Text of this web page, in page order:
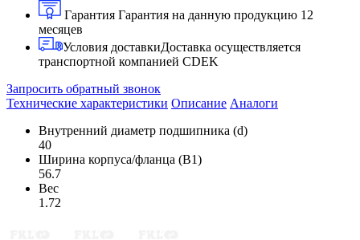
Гарантия Гарантия на данную продукцию 12
месяцев
Условия доставкиДоставка осуществляется
транспортной компанией CDEK
Запросить обратный звонок
Технические характеристики Описание Аналоги
Внутренний диаметр подшипника (d)
40
Ширина корпуса/фланца (B1)
56.7
Вес
1.72